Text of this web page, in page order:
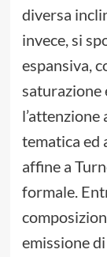
diversa
invece, si
espansiva,
saturazione
tematica ed
affine a
formale.
emissione